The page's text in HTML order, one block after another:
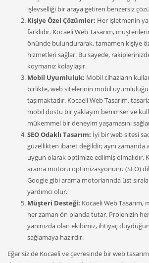
işlevselliği bir araya getiren benzersiz
Kişiye Özel Çözümler: Her işletmenin
farklıdır. Kocaeli Web Tasarım,
önünde bulundurarak, tamamen kişiye
hizmetleri sağlar. Bu sayede,
koymanız kolaylaşır.
Mobil Uyumluluk: Mobil cihazların
birlikte, web sitelerinin mobil
taşımaktadır. Kocaeli Web Tasarım,
mobil dostu bir yaklaşım benimser ve
mükemmel bir deneyim yaşamasını
SEO Odaklı Tasarım: İyi bir web sitesi
güzellikten ibaret değildir; aynı zamanda
uygun olarak optimize edilmiş olmalıdır.
arama motoru optimizasyonunu (SEO)
Google gibi arama motorlarında üst
yardımcı olur.
Müşteri Desteği: Kocaeli Web
her zaman ön planda tutar. Projenizin
yanınızda olan ekibimiz, ihtiyaç
sağlamaya hazırdır.
Eğer siz de Kocaeli ve çevresinde bir web